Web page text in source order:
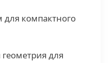
компактного
для